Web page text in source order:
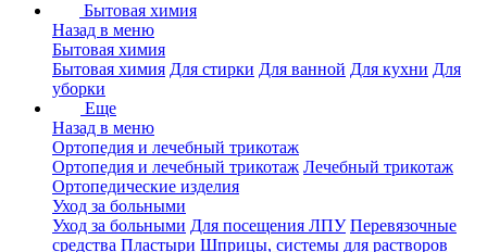
Бытовая химия
Назад в меню
Бытовая химия
Бытовая химия Для стирки Для ванной Для кухни Для
уборки
Еще
Назад в меню
Ортопедия и лечебный трикотаж
Ортопедия и лечебный трикотаж Лечебный трикотаж
Ортопедические изделия
Уход за больными
Уход за больными Для посещения ЛПУ Перевязочные
средства Пластыри Шприцы, системы для растворов